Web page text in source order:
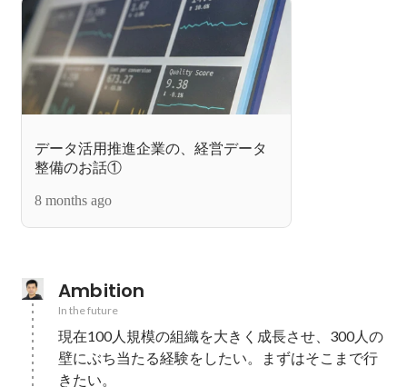
データ活用推進企業の、経営データ
整備のお話①
8 months ago
Ambition
In the future
現在100人規模の組織を大きく成長させ、300人の
壁にぶち当たる経験をしたい。まずはそこまで行
きたい。